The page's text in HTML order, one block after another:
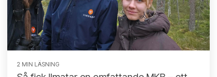
2 MIN LÄSNING